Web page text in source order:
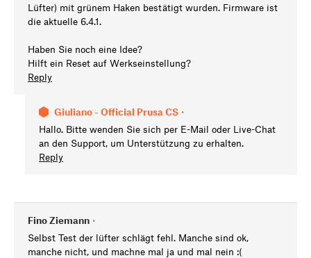
Lüfter) mit grünem Haken bestätigt wurden. Firmware ist
die aktuelle 6.4.1.
Haben Sie noch eine Idee?
Hilft ein Reset auf Werkseinstellung?
Reply
Giuliano - Official Prusa CS •
Hallo. Bitte wenden Sie sich per E-Mail oder Live-Chat
an den Support, um Unterstützung zu erhalten.
Reply
Fino Ziemann •
Selbst Test der lüfter schlägt fehl. Manche sind ok,
manche nicht, und machne mal ja und mal nein :(